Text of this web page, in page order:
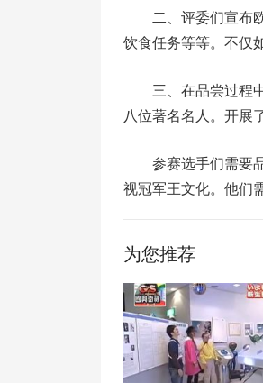
二、评委们宣布
饮食任务等等。不仅
三、在品尝过程
八位著名名人。开展
参赛选手们需要
视冠军王文化。他们
为您推荐